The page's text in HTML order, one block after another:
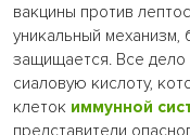
вакцины против
уникальный механизм,
защищается. Все дело
сиаловую кислоту,
клеток иммунной
представители